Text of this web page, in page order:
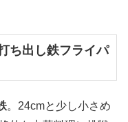
ち出し鉄フライパ
。24cmと少し小さめ